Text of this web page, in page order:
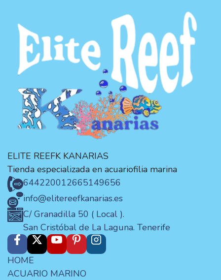
ELITE REEFK KANARIAS
Tienda especializada en acuariofilia marina
644220012665149656
info@elitereefkanarias.es
C/ Granadilla 50 ( Local ).
San Cristóbal de La Laguna. Tenerife
HOME
ACUARIO MARINO